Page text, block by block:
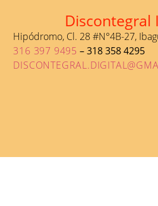
Discontegral
Hipódromo, Cl. 28 #N°4B-27,
316 397 9495 – 318 358 4295